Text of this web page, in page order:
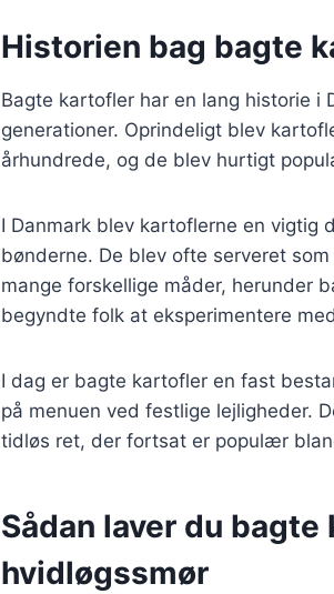
Historien bag bagte
Bagte kartofler har en lang historie
generationer. Oprindeligt blev
århundrede, og de blev hurtigt
I Danmark blev kartoflerne en
bønderne. De blev ofte serveret
mange forskellige måder, herunder
begyndte folk at eksperimentere
I dag er bagte kartofler en fast
på menuen ved festlige lejligheder.
tidløs ret, der fortsat er populær
Sådan laver du
hvidløgssmør